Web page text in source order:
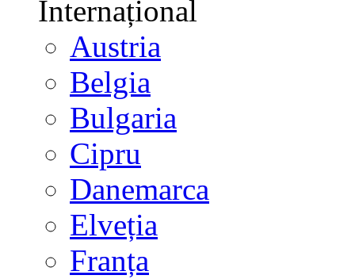
Internațional
Austria
Belgia
Bulgaria
Cipru
Danemarca
Elveția
Franța